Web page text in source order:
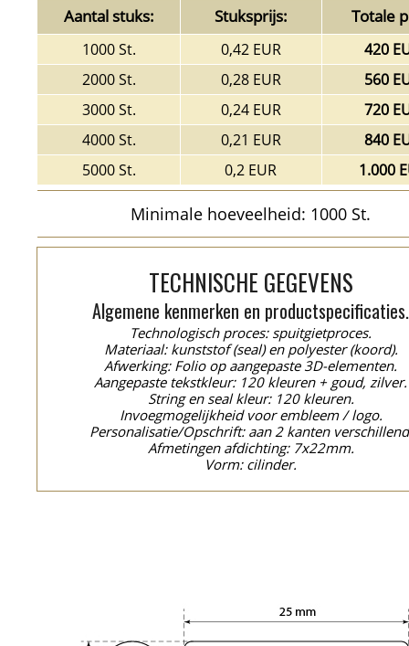
Aantal stuks: Stuksprijs: Totale
1000 St. 0,42 EUR
420
2000 St.
0,28 EUR
560
3000 St.
0,24 EUR
720
4000 St.
0,21 EUR
840
5000 St.
0,2 EUR 1.000
Minimale hoeveelheid: 1000 St.
TECHNISCHE GEGEVENS
Algemene kenmerken en productspecificaties.
Technologisch proces: spuitgietproces.
Materiaal: kunststof (seal) en polyester (koord).
Afwerking: Folio op aangepaste 3D-elementen.
Aangepaste tekstkleur: 120 kleuren + goud, zilver.
String en seal kleur: 120 kleuren.
Invoegmogelijkheid voor embleem / logo.
Personalisatie/Opschrift: aan 2 kanten
Afmetingen afdichting: 7x22mm.
Vorm: cilinder.